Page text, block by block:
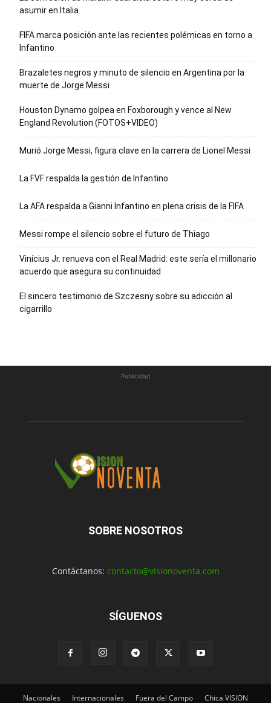
asumir en Italia
FIFA marca posición ante las recientes polémicas en torno a
Infantino
Brazaletes negros y minuto de silencio en Argentina por la
muerte de Jorge Messi
Houston Dynamo golpea en Foxborough y vence al New
England Revolution (FOTOS+VIDEO)
Murió Jorge Messi, figura clave en la carrera de Lionel Messi
La FVF respalda la gestión de Infantino
La AFA respalda a Gianni Infantino en plena crisis de la FIFA
Messi rompe el silencio sobre el futuro de Thiago
Vinícius Jr. renueva con el Real Madrid: este sería el millonario
acuerdo que asegura su continuidad
El sincero testimonio de Szczesny sobre su adicción al
cigarrillo
Publicidad
SOBRE NOSOTROS
Contáctanos: contacto@visionoventa.com
SÍGUENOS
Nacionales Internacionales Fuera del Campo Chica VISION